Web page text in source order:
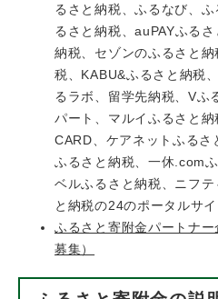
るさと納税、ふるなび、
るさと納税、auPAYふる
納税、セゾンのふるさと
税、KABU&ふるさと納税
るラボ、留学先納税、Vふ
パート、マルイふるさと
CARD、ケアネットふるさ
ふるさと納税、一休.com
ベルふるさと納税、ニフ
と納税の24のポータルサ
ふるさと寄附金パートナ
募集）